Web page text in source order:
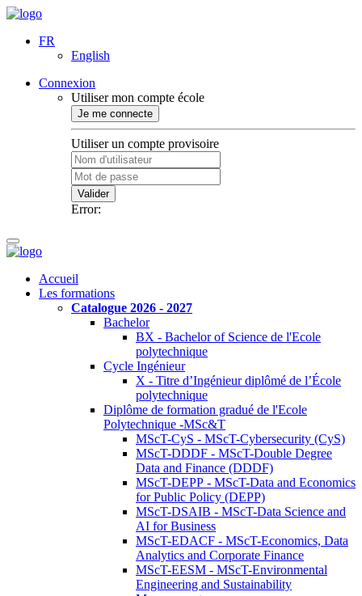
FR
English
Connexion
Utiliser mon compte école
Je me connecte
Utiliser un compte provisoire
Valider
Error:
Accueil
Les formations
Catalogue 2026 - 2027
Bachelor
BX - Bachelor of Science de l'Ecole
polytechnique
Cycle Ingénieur
X - Titre d’Ingénieur diplômé de l’École
polytechnique
Diplôme de formation gradué de l'Ecole
Polytechnique -MSc&T
MScT-CyS - MScT-Cybersecurity (CyS)
MScT-DDDF - MScT-Double Degree
Data and Finance (DDDF)
MScT-DEPP - MScT-Data and Economics
for Public Policy (DEPP)
MScT-DSAIB - MScT-Data Science and
AI for Business
MScT-EDACF - MScT-Economics, Data
Analytics and Corporate Finance
MScT-EESM - MScT-Environmental
Engineering and Sustainability